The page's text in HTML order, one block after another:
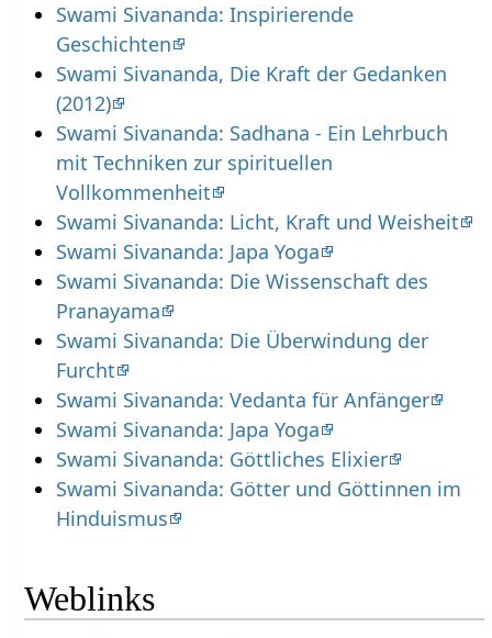
Swami Sivananda: Inspirierende
Geschichten
Swami Sivananda, Die Kraft der Gedanken
(2012)
Swami Sivananda: Sadhana - Ein Lehrbuch
mit Techniken zur spirituellen
Vollkommenheit
Swami Sivananda: Licht, Kraft und Weisheit
Swami Sivananda: Japa Yoga
Swami Sivananda: Die Wissenschaft des
Pranayama
Swami Sivananda: Die Überwindung der
Furcht
Swami Sivananda: Vedanta für Anfänger
Swami Sivananda: Japa Yoga
Swami Sivananda: Göttliches Elixier
Swami Sivananda: Götter und Göttinnen im
Hinduismus
Weblinks